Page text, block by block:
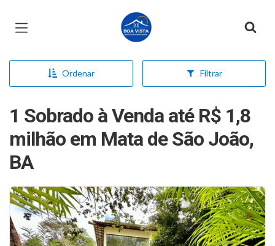
Página inicial
Ordenar Filtrar
1 Sobrado à Venda até R$ 1,8
milhão em Mata de São João,
BA